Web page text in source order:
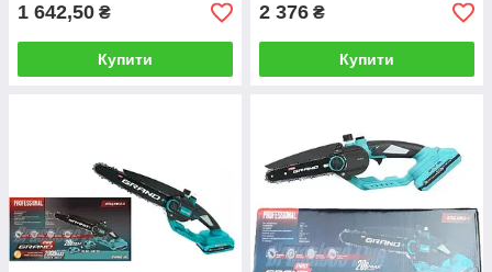
1 642,50 ₴
Купити
2 376 ₴
Купити